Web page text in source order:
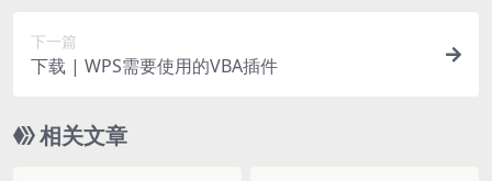
下一篇
下载 | WPS需要使用的VBA插件
相关文章